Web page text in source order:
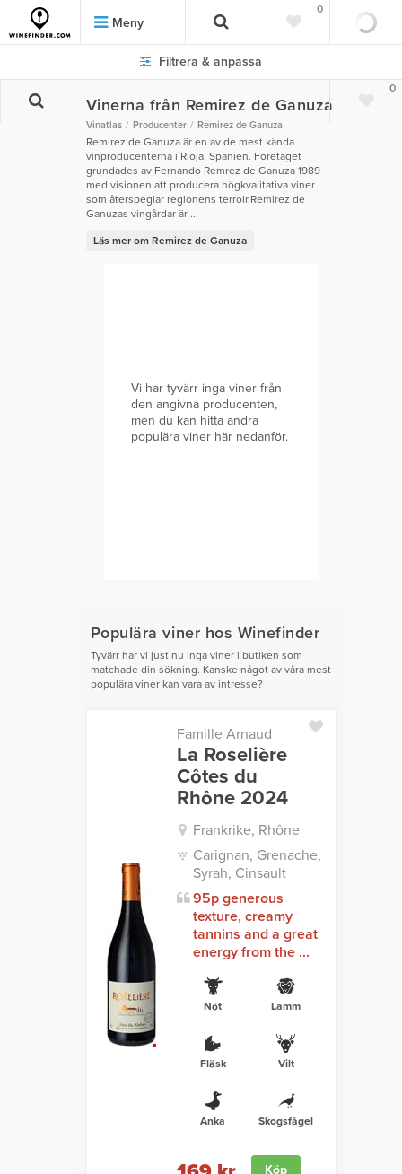
Meny
0
0
Filtrera & anpassa
Vinerna från Remirez de Ganuza
Vinatlas Producenter Remirez de Ganuza
Remirez de Ganuza är en av de mest kända
vinproducenterna i Rioja, Spanien. Företaget
grundades av Fernando Remrez de Ganuza 1989
med visionen att producera högkvalitativa viner
som återspeglar regionens terroir.Remirez de
Ganuzas vingårdar är ...
Läs mer om Remirez de Ganuza
Vi har tyvärr inga viner från
den angivna producenten,
men du kan hitta andra
populära viner här nedanför.
Populära viner hos Winefinder
Tyvärr har vi just nu inga viner i butiken som
matchade din sökning. Kanske något av våra mest
populära viner kan vara av intresse?
Famille Arnaud
La Roselière
Côtes du
Rhône 2024
Frankrike, Rhône
Carignan, Grenache,
Syrah, Cinsault
95p generous
texture, creamy
tannins and a great
energy from the ...
Nöt Lamm
Fläsk Vilt
Anka Skogsfågel
Köp